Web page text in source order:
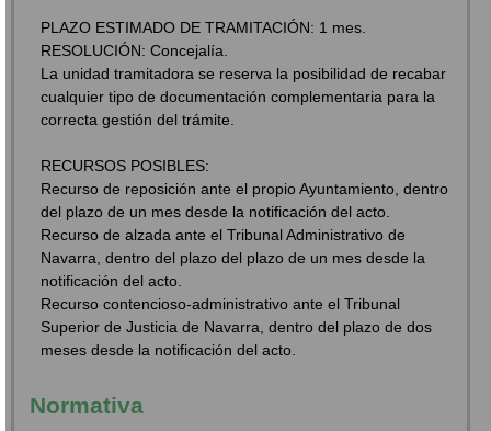
PLAZO ESTIMADO DE TRAMITACIÓN: 1 mes.
RESOLUCIÓN: Concejalía.
La unidad tramitadora se reserva la posibilidad de recabar
cualquier tipo de documentación complementaria para la
correcta gestión del trámite.
RECURSOS POSIBLES:
Recurso de reposición ante el propio Ayuntamiento, dentro
del plazo de un mes desde la notificación del acto.
Recurso de alzada ante el Tribunal Administrativo de
Navarra, dentro del plazo del plazo de un mes desde la
notificación del acto.
Recurso contencioso-administrativo ante el Tribunal
Superior de Justicia de Navarra, dentro del plazo de dos
meses desde la notificación del acto.
Normativa